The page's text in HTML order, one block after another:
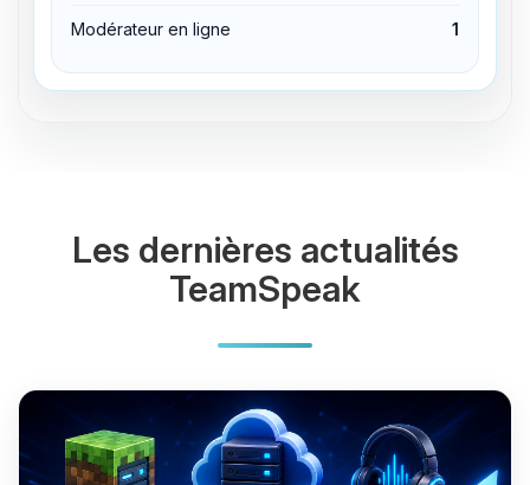
Modérateur en ligne 1
Les dernières actualités
TeamSpeak